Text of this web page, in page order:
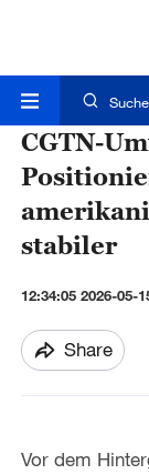
CGTN-
stabiler
12:34:05 2026-05-
Share
Vor dem